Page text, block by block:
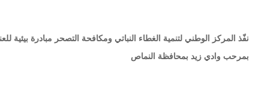
نفّذ المركز الوطني لتنمية الغطاء النباتي ومكافحة التصحر مبادرة بيئية
بمرحب وادي زيد بمحافظة النماص